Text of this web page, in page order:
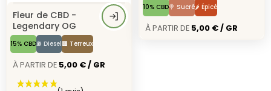
Fleur de CBD -
Legendary OG
15% CBD⛽ Diesel🟫 Terreux
À Partir de5,00 € / GR
10% CBD🍭 Sucré🌶️ Épicé
À Partir de5,00 € / GR